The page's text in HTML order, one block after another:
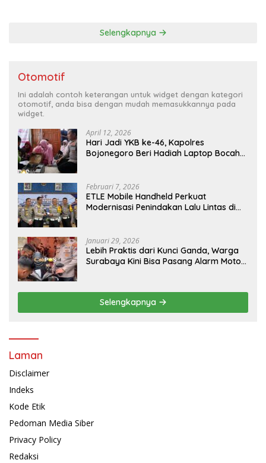
Selengkapnya
Otomotif
Ini adalah contoh keterangan untuk widget dengan kategori
otomotif, anda bisa dengan mudah memasukkannya pada
widget.
April 12, 2026
Hari Jadi YKB ke-46, Kapolres
Bojonegoro Beri Hadiah Laptop Bocah
Februari 7, 2026
ETLE Mobile Handheld Perkuat
Modernisasi Penindakan Lalu Lintas di
Januari 29, 2026
Lebih Praktis dari Kunci Ganda, Warga
Surabaya Kini Bisa Pasang Alarm Motor
Selengkapnya
Laman
Disclaimer
Indeks
Kode Etik
Pedoman Media Siber
Privacy Policy
Redaksi